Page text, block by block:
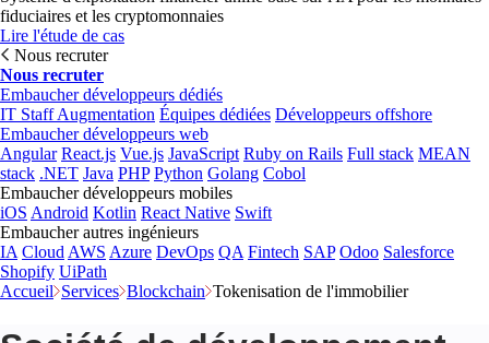
fiduciaires et les cryptomonnaies
Lire l'étude de cas
Nous recruter
Nous recruter
Embaucher développeurs dédiés
IT Staff Augmentation Équipes dédiées Développeurs offshore
Embaucher développeurs web
Angular React.js Vue.js JavaScript Ruby on Rails Full stack MEAN
stack .NET Java PHP Python Golang Cobol
Embaucher développeurs mobiles
iOS Android Kotlin React Native Swift
Embaucher autres ingénieurs
IA Cloud AWS Azure DevOps QA Fintech SAP Odoo Salesforce
Shopify UiPath
Accueil Services Blockchain Tokenisation de l'immobilier